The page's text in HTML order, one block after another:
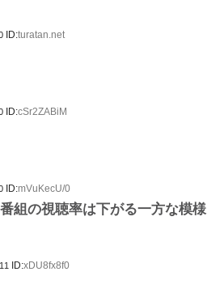
ID:turatan.net
ID:cSr2ZABiM
ID:mVuKecU/0
組の視聴率は下がる一方な模様
ID:xDU8fx8f0